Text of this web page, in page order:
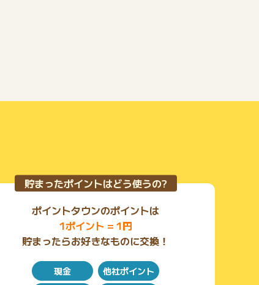
貯まったポイントはどう使うの?
ポイントタウンのポイントは
1ポイント = 1円
貯まったらお好きなものに交換！
現金
他社ポイント